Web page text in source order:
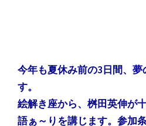
今年も夏休み前の3日間、夢
す。
絵解き座から、桝田英伸が
語ぁ～りを講じます。参加